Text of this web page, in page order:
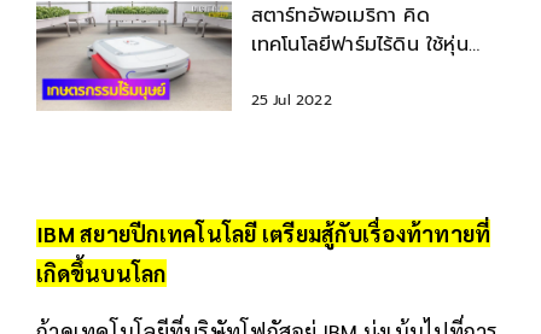
สตาร์ทอัพอเมริกา คิด
เทคโนโลยีฟาร์มไร้ดิน ใช้หุ่น
25 Jul 2022
IBM สยายปีกเทคโนโลยี เตรียมสู้กับเรื่องท้าทายที่
เกิดขึ้นบนโลก